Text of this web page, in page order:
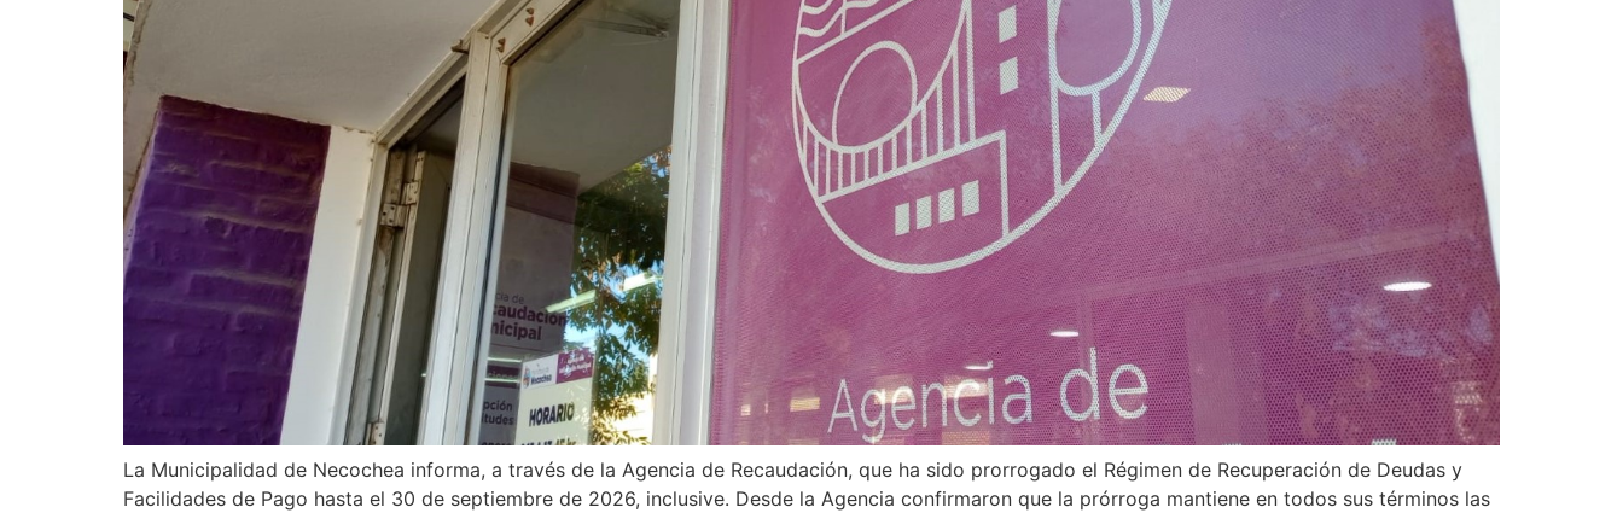
La Municipalidad de Necochea informa, a través de la Agencia de Recaudación, que ha sido prorrogado el Régimen de Recuperación de Deudas y
Facilidades de Pago hasta el 30 de septiembre de 2026, inclusive. Desde la Agencia confirmaron que la prórroga mantiene en todos sus términos las